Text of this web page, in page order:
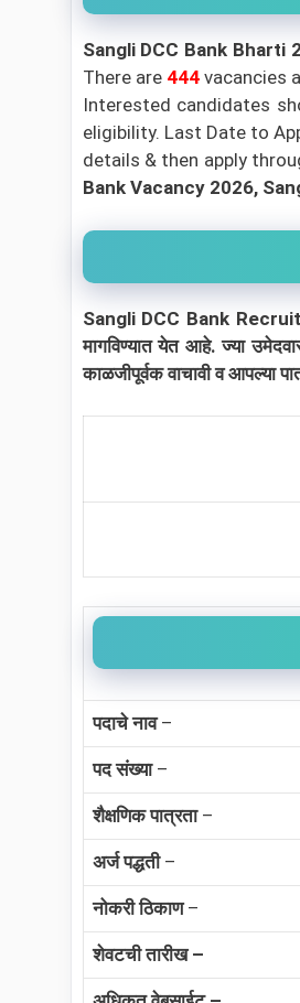
Sangli DCC Bank
There are 444 vacancies
Interested candidates
eligibility. Last Date to
details & then apply
Bank Vacancy 2026,
Sangli DCC Bank
मागविण्यात येत आहे. ज्या
काळजीपूर्वक वाचावी व आपल्या
पदाचे नाव–
पद संख्या–
शैक्षणिक पात्रता–
अर्ज पद्धती–
नोकरी ठिकाण–
शेवटची तारीख –